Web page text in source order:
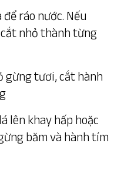
để ráo nước. Nếu
nhỏ thành từng
gừng tươi, cắt hành
lên khay hấp hoặc
băm và hành tím